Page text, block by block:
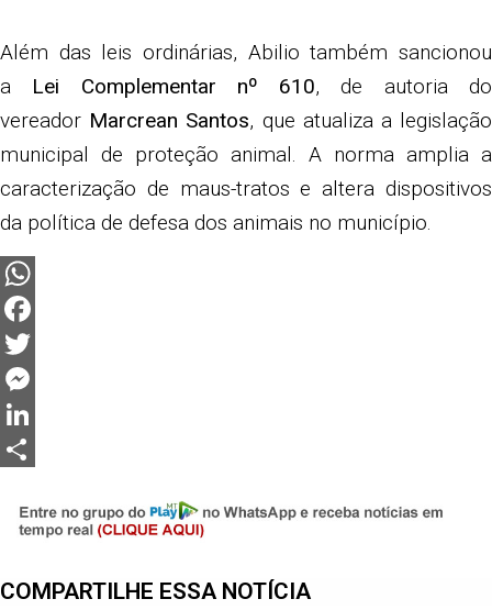
Além das leis ordinárias, Abilio também sancionou
a Lei Complementar nº 610, de autoria do
vereador Marcrean Santos, que atualiza a legislação
municipal de proteção animal. A norma amplia a
caracterização de maus-tratos e altera dispositivos
da política de defesa dos animais no município.
WhatsApp
Facebook
Twitter
Messenger
LinkedIn
COMPARTILHE ESSA NOTÍCIA